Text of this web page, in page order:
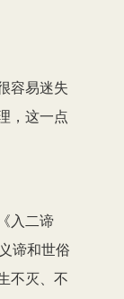
容易迷失
，这一点
入二谛
谛和世俗
不灭、不